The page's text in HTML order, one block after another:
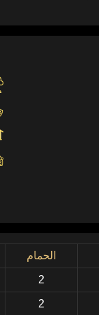
الحمام
2
2